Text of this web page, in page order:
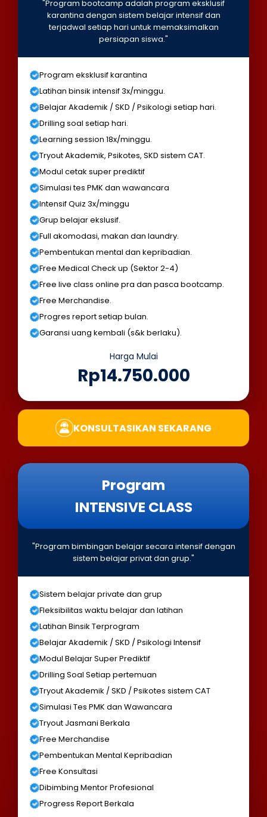
"Program bootcamp adalah program eksklusif
karantina dengan sistem belajar intensif dan
terjadwal setiap hari untuk memaksimalkan
persiapan siswa."
Program eksklusif karantina
Latihan binsik intensif 3x/minggu.
Belajar Akademik / SKD / Psikologi setiap hari.
Drilling soal setiap hari.
Learning session 18x/minggu.
Tryout Akademik, Psikotes, SKD sistem CAT.
Modul cetak super prediktif
Simulasi tes PMK dan wawancara
Intensif Quiz 3x/minggu
Grup belajar ekslusif.
Full akomodasi, makan dan laundry.
Pembentukan mental dan kepribadian.
Free Medical Check up (Sektor 2-4)
Free live class online pra dan pasca bootcamp.
Free Merchandise.
Progres report setiap bulan.
Garansi uang kembali (s&k berlaku).
Harga Mulai
Rp14.750.000
KONSULTASIKAN SEKARANG
Program
INTENSIVE CLASS
"Program bimbingan belajar secara intensif dengan
sistem belajar privat dan grup."
Sistem belajar private dan grup
Fleksibilitas waktu belajar dan latihan
Latihan Binsik Terprogram
Belajar Akademik / SKD / Psikologi Intensif
Modul Belajar Super Prediktif
Drilling Soal Setiap pertemuan
Tryout Akademik / SKD / Psikotes sistem CAT
Simulasi Tes PMK dan Wawancara
Tryout Jasmani Berkala
Free Merchandise
Pembentukan Mental Kepribadian
Free Konsultasi
Dibimbing Mentor Profesional
Progress Report Berkala